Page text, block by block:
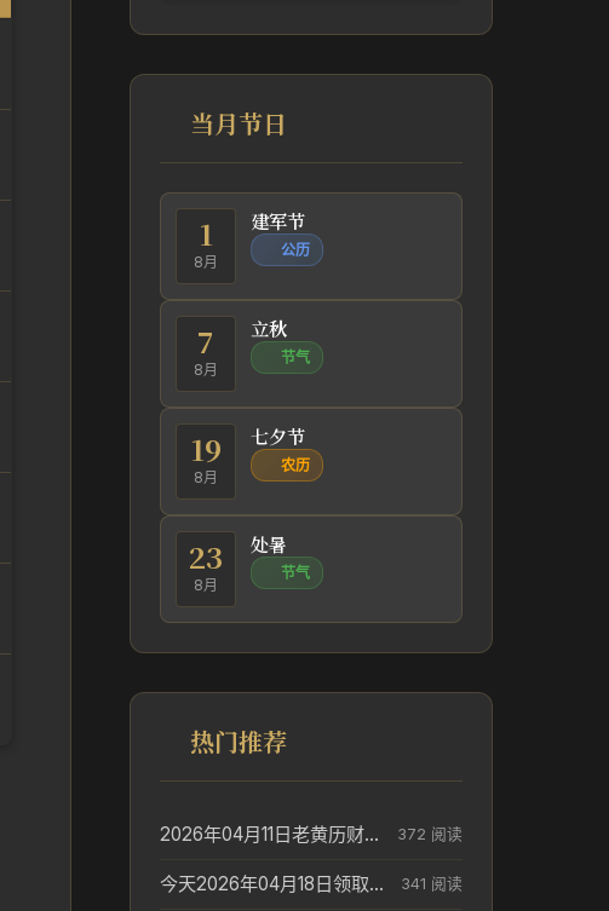
当月节日
1
8月
建军节
公历
7
8月
立秋
节气
19
8月
七夕节
农历
23
8月
处暑
节气
热门推荐
2026年04月11日老黄历财神方位_财神方位与供奉讲究 372 阅读
今天2026年04月18日领取结婚证老黄历不适合吗_领证日期参考 341 阅读